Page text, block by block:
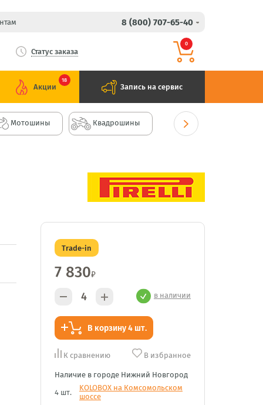
8 (800) 707-65-40
Статус заказа
0
Акции
18
Запись на сервис
Мотошины Квадрошины
Trade-in
7 830₽
в наличии
В корзину 4 шт.
К сравнению В избранное
Наличие в городе Нижний Новгород
4 шт.
KOLOBOX на Комсомольском
шоссе